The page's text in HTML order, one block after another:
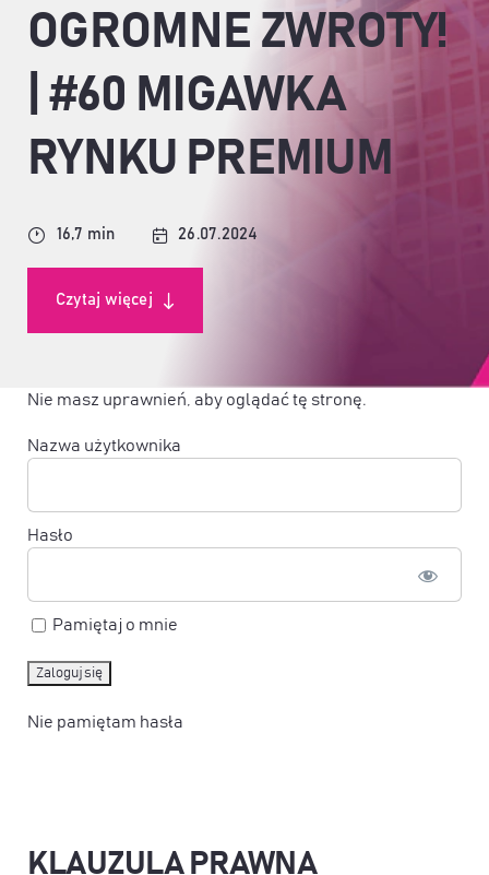
OGROMNE ZWROTY!
| #60 MIGAWKA
RYNKU PREMIUM
16,7 min 26.07.2024
Czytaj więcej
Nie masz uprawnień, aby oglądać tę stronę.
Nazwa użytkownika
Hasło
Pamiętaj o mnie
Nie pamiętam hasła
KLAUZULA PRAWNA